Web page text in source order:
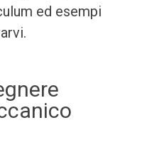
ed esempi